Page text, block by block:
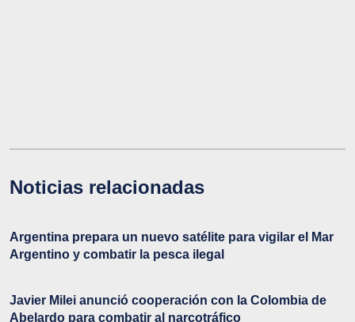
Noticias relacionadas
Argentina prepara un nuevo satélite para vigilar el Mar
Argentino y combatir la pesca ilegal
Javier Milei anunció cooperación con la Colombia de
Abelardo para combatir al narcotráfico